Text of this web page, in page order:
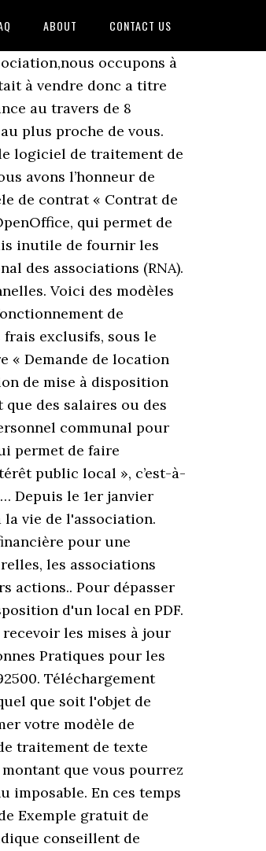
ABOUT CONTACT US
occupons à
à vendre donc a titre
au travers de 8
plus proche de vous.
logiciel de traitement de
avons l’honneur de
de contrat « Contrat de
qui permet de
inutile de fournir les
des associations (RNA).
Voici des modèles
de
exclusifs, sous le
« Demande de location
de mise à disposition
des salaires ou des
communal pour
permet de faire
public local », c’est-à-
Depuis le 1er janvier
vie de l'association.
pour une
les associations
actions.. Pour dépasser
d'un local en PDF.
les mises à jour
Pratiques pour les
Téléchargement
que soit l'objet de
votre modèle de
traitement de texte
que vous pourrez
imposable. En ces temps
Exemple gratuit de
conseillent de